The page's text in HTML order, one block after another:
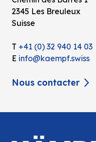
2345 Les Breuleux
Suisse
T +41 (0) 32 940 14 03
E info@kaempf.swiss
Nous contacter